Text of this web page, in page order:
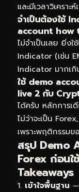
และมีเวลาวิเคราะ
จำเป็นต้องใช้
account how
ไม่จำเป็นเลย ยิ่ง
Indicator (เช่น
Indicator มากเกิ
ใช้ demo
live 2 กับ
ได้ครับ หลักการเ
ไม่ว่าจะเป็น
เพราะพฤติกรรม
สรุป Demo
Forex ก่อนใ
Takeaways
เข้าใจพื้นฐาน